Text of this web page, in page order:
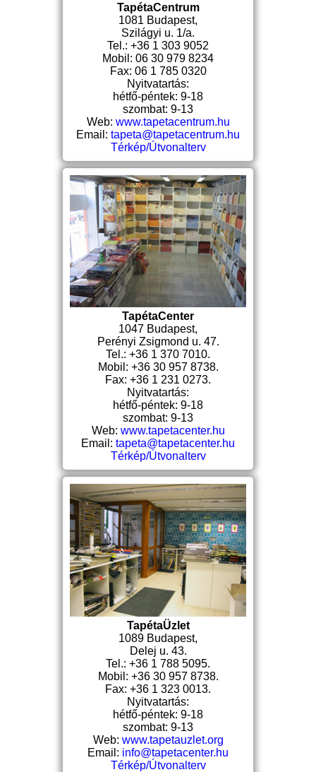
TapétaCentrum
1081 Budapest,
Szilágyi u. 1/a.
Tel.: +36 1 303 9052
Mobil: 06 30 979 8234
Fax: 06 1 785 0320
Nyitvatartás:
hétfő-péntek: 9-18
szombat: 9-13
Web: www.tapetacentrum.hu
Email: tapeta@tapetacentrum.hu
Térkép/Útvonalterv
TapétaCenter
1047 Budapest,
Perényi Zsigmond u. 47.
Tel.: +36 1 370 7010.
Mobil: +36 30 957 8738.
Fax: +36 1 231 0273.
Nyitvatartás:
hétfő-péntek: 9-18
szombat: 9-13
Web: www.tapetacenter.hu
Email: tapeta@tapetacenter.hu
Térkép/Útvonalterv
TapétaÜzlet
1089 Budapest,
Delej u. 43.
Tel.: +36 1 788 5095.
Mobil: +36 30 957 8738.
Fax: +36 1 323 0013.
Nyitvatartás:
hétfő-péntek: 9-18
szombat: 9-13
Web: www.tapetauzlet.org
Email: info@tapetacenter.hu
Térkép/Útvonalterv